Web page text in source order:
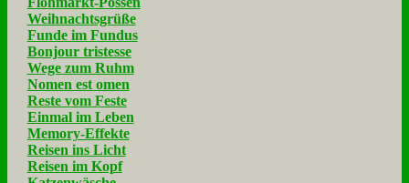
Weihnachtsgrüße
Funde im Fundus
Bonjour tristesse
Wege zum Ruhm
Nomen est omen
Reste vom Feste
Einmal im Leben
Memory-Effekte
Reisen ins Licht
Reisen im Kopf